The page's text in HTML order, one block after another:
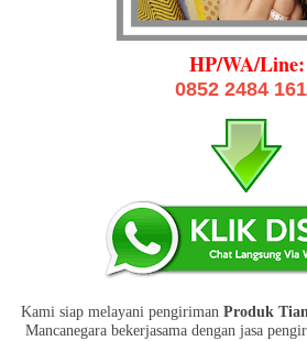
HP/WA/Line:
0852 2484
Kami siap melayani pengiriman Produk
Mancanegara bekerjasama dengan jasa